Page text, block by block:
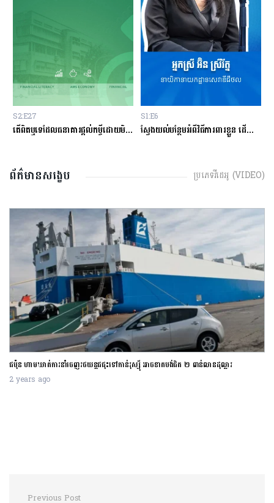
S2:E27
តើពិតឬទេដែលធនាគារផ្ដល់កម្ចីដោយមិនសិក្សាលើលទ្ធភាពសងត្រឡប់?
S1:E6
ស្វែងយល់បន្ថែមអំពីវិធីការពារខ្លួន ដើម្បីជៀសវាងពីការឆបោកតាមបច្ចេកវិទ្យាហិរញ្ញវត្ថុ!
ព័ត៌មានសង្ខេប ប្រភេទវីដេអូ (VIDEO)
ជប៉ុន ហាមឃាត់ការនាំចេញរថយន្តជជុះទៅកាន់រុស្ស៊ី អាចខាតបង់ជិត ២ ពាន់លានដុល្លារ
2 years ago
Previous Post